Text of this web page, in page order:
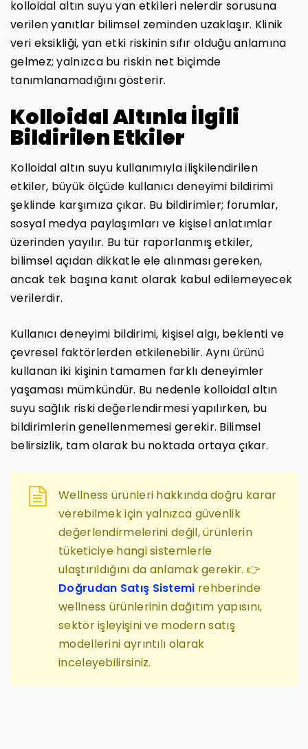
kolloidal altın suyu yan etkileri nelerdir sorusuna
verilen yanıtlar bilimsel zeminden uzaklaşır. Klinik
veri eksikliği, yan etki riskinin sıfır olduğu anlamına
gelmez; yalnızca bu riskin net biçimde
tanımlanamadığını gösterir.
Kolloidal Altınla İlgili
Bildirilen Etkiler
Kolloidal altın suyu kullanımıyla ilişkilendirilen
etkiler, büyük ölçüde kullanıcı deneyimi bildirimi
şeklinde karşımıza çıkar. Bu bildirimler; forumlar,
sosyal medya paylaşımları ve kişisel anlatımlar
üzerinden yayılır. Bu tür raporlanmış etkiler,
bilimsel açıdan dikkatle ele alınması gereken,
ancak tek başına kanıt olarak kabul edilemeyecek
verilerdir.
Kullanıcı deneyimi bildirimi, kişisel algı, beklenti ve
çevresel faktörlerden etkilenebilir. Aynı ürünü
kullanan iki kişinin tamamen farklı deneyimler
yaşaması mümkündür. Bu nedenle kolloidal altın
suyu sağlık riski değerlendirmesi yapılırken, bu
bildirimlerin genellenmemesi gerekir. Bilimsel
belirsizlik, tam olarak bu noktada ortaya çıkar.
Wellness ürünleri hakkında doğru karar
verebilmek için yalnızca güvenlik
değerlendirmelerini değil, ürünlerin
tüketiciye hangi sistemlerle
ulaştırıldığını da anlamak gerekir. 👉
Doğrudan Satış Sistemi rehberinde
wellness ürünlerinin dağıtım yapısını,
sektör işleyişini ve modern satış
modellerini ayrıntılı olarak
inceleyebilirsiniz.